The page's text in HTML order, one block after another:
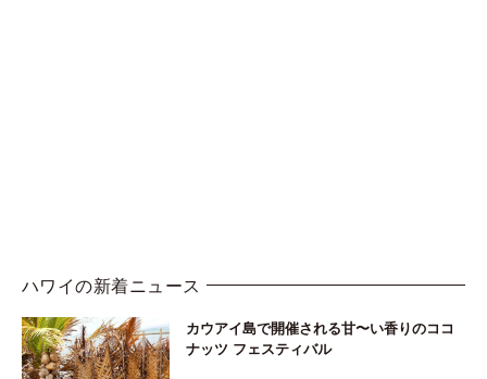
ハワイの新着ニュース
カウアイ島で開催される甘〜い香りのココ
ナッツ フェスティバル